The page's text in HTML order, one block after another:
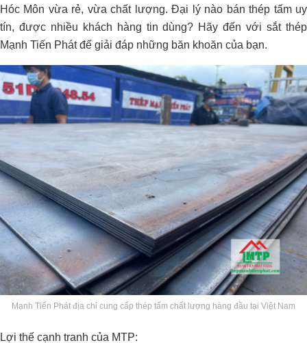
Hóc Môn vừa rẻ, vừa chất lượng. Đại lý nào bán thép tấm uy
tín, được nhiều khách hàng tin dùng? Hãy đến với sắt thép
Mạnh Tiến Phát để giải đáp những băn khoăn của bạn.
Mạnh Tiến Phát địa chỉ cung cấp thép tấm chất lượng hàng đầu tại Việt Nam
Lợi thế cạnh tranh của MTP: